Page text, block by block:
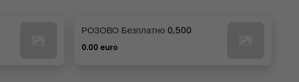
РОЗОВО Безплатно 0,500
0.00 euro